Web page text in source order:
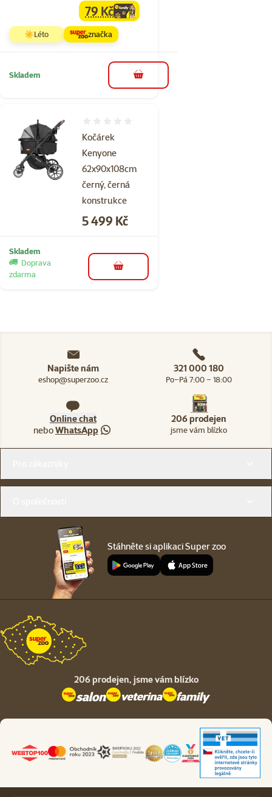
familycena
79 Kč
☀️Léto značka
Skladem do košíku
Kočárek
Kenyone
62x90x108cm
černý, černá
konstrukce
Cena
5 499 Kč
Skladem
Doprava
zdarma
do košíku
Napište nám
eshop@superzoo.cz
321 000 180
Po–Pá 7:00 – 18:00
Online chat
neboWhatsApp
206 prodejen
jsme vám blízko
Stáhněte si aplikaci Super zoo
206 prodejen, jsme vám blízko